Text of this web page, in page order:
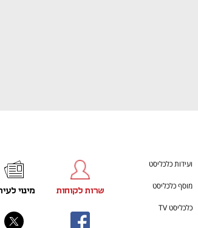
ועידות כלכליסט
מוסף כלכליסט
כלכליסט TV
שרות לקוחות מינוי